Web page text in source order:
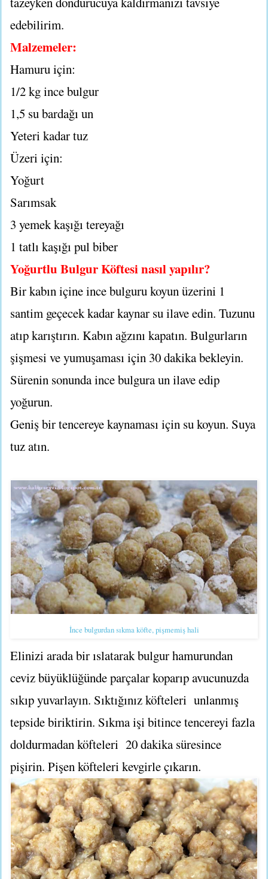
edebilirim.
Malzemeler:
Hamuru için:
1/2 kg ince bulgur
1,5 su bardağı un
Yeteri kadar tuz
Üzeri için:
Yoğurt
Sarımsak
3 yemek kaşığı tereyağı
1 tatlı kaşığı pul biber
Yoğurtlu Bulgur Köftesi nasıl yapılır?
Bir kabın içine ince bulguru koyun üzerini 1
santim geçecek kadar kaynar su ilave edin. Tuzunu
atıp karıştırın. Kabın ağzını kapatın. Bulgurların
şişmesi ve yumuşaması için 30 dakika bekleyin.
Sürenin sonunda ince bulgura un ilave edip
yoğurun.
Geniş bir tencereye kaynaması için su koyun. Suya
tuz atın.
İnce bulgurdan sıkma köfte, pişmemiş hali
Elinizi arada bir ıslatarak bulgur hamurundan
ceviz büyüklüğünde parçalar koparıp avucunuzda
sıkıp yuvarlayın. Sıktığınız köfteleri unlanmış
tepside biriktirin. Sıkma işi bitince tencereyi fazla
doldurmadan köfteleri 20 dakika süresince
pişirin. Pişen köfteleri kevgirle çıkarın.